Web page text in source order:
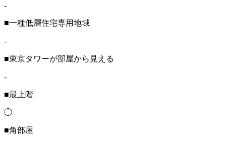
-
■一種低層住宅専用地域
-
■東京タワーが部屋から見える
-
■最上階
◯
■角部屋